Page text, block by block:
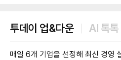
투데이 업&다운 AI 톡톡
매일 6개 기업을 선정해 최신 경영